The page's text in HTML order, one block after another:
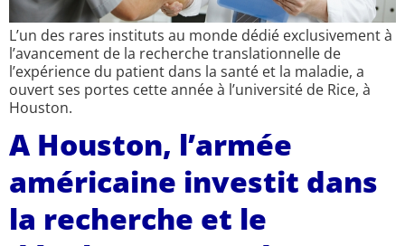
L’un des rares instituts au monde dédié exclusivement à
l’avancement de la recherche translationnelle de
l’expérience du patient dans la santé et la maladie, a
ouvert ses portes cette année à l’université de Rice, à
Houston.
A Houston, l’armée
américaine investit dans
la recherche et le